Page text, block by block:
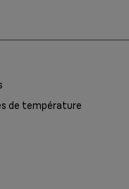
de température